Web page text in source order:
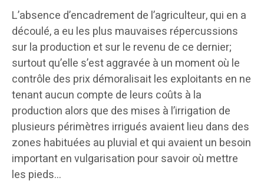
L’absence d’encadrement de l’agriculteur, qui en a
découlé, a eu les plus mauvaises répercussions
sur la production et sur le revenu de ce dernier;
surtout qu’elle s’est aggravée à un moment où le
contrôle des prix démoralisait les exploitants en ne
tenant aucun compte de leurs coûts à la
production alors que des mises à l’irrigation de
plusieurs périmètres irrigués avaient lieu dans des
zones habituées au pluvial et qui avaient un besoin
important en vulgarisation pour savoir où mettre
les pieds…